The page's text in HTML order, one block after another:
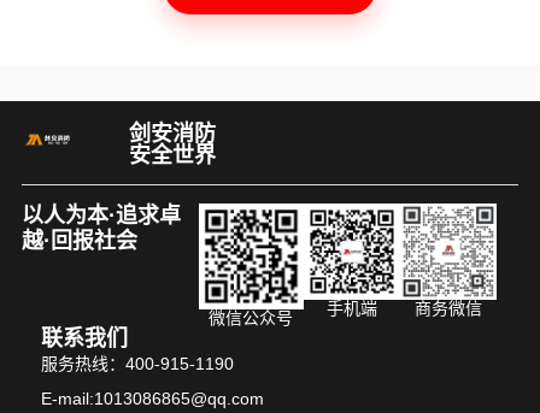
剑安消防
安全世界
以人为本·追求卓
越·回报社会
微信公众号 手机端 商务微信
联系我们
服务热线：400-915-1190
E-mail:1013086865@qq.com